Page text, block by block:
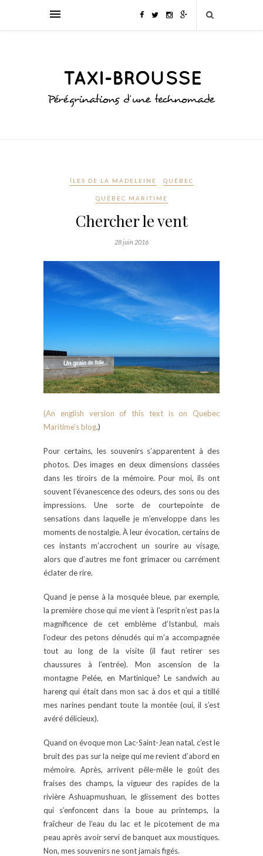
ÎLES DE LA MADELEINE QUÉBEC
QUÉBEC MARITIME
Chercher le vent
28 juin 2016
(An english version of this text is on Quebec
Maritime’s blog.)
Pour certains, les souvenirs s’apparentent à des
photos. Des images en deux dimensions classées
dans les tiroirs de la mémoire. Pour moi, ils ont
souvent l’évanescence des odeurs, des sons ou des
impressions. Une sorte de courtepointe de
sensations dans laquelle je m’enveloppe dans les
moments de nostalgie. À leur évocation, certains de
ces instants m’accrochent un sourire au visage,
alors que d’autres me font grimacer ou carrément
éclater de rire.
Quand je pense à la mosquée bleue, par exemple,
la première chose qui me vient à l’esprit n’est pas la
magnificence de cet emblème d’Istanbul, mais
l’odeur des petons dénudés qui m’a accompagnée
tout au long de la visite (il faut retirer ses
chaussures à l’entrée). Mon ascension de la
montagne Pelée, en Martinique? Le sandwich au
hareng qui était dans mon sac à dos et qui a titillé
mes narines pendant toute la montée (oui, il s’est
avéré délicieux).
Quand on évoque mon Lac-Saint-Jean natal, c’est le
bruit des pas sur la neige qui me revient d’abord en
mémoire. Après, arrivent pêle-mêle le goût des
fraises des champs, la vigueur des rapides de la
rivière Ashuapmushuan, le glissement des bottes
qui s’enfoncent dans la boue au printemps, la
fraîcheur de l’eau du lac et le picotement de ma
peau après avoir servi de banquet aux moustiques.
Non, mes souvenirs ne sont jamais figés.